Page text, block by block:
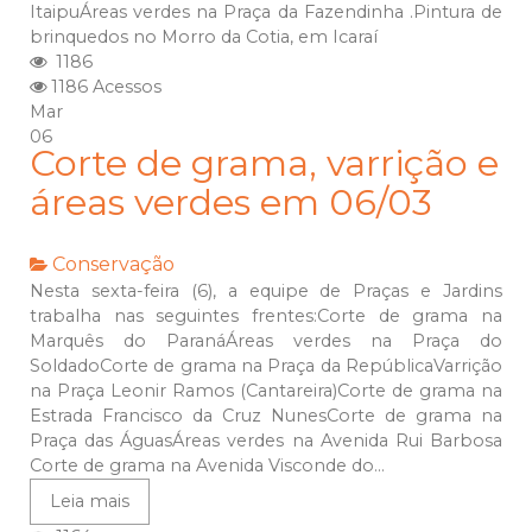
ItaipuÁreas verdes na Praça da Fazendinha .Pintura de
brinquedos no Morro da Cotia, em Icaraí
1186
1186 Acessos
Mar
06
Corte de grama, varrição e
áreas verdes em 06/03
Conservação
Nesta sexta-feira (6), a equipe de Praças e Jardins
trabalha nas seguintes frentes:Corte de grama na
Marquês do ParanáÁreas verdes na Praça do
SoldadoCorte de grama na Praça da RepúblicaVarrição
na Praça Leonir Ramos (Cantareira)Corte de grama na
Estrada Francisco da Cruz NunesCorte de grama na
Praça das ÁguasÁreas verdes na Avenida Rui Barbosa
Corte de grama na Avenida Visconde do...
Leia mais